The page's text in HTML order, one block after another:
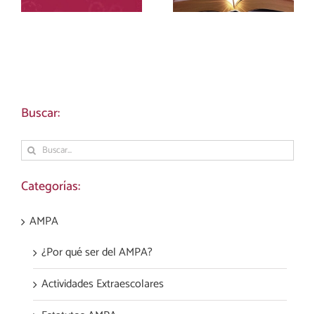
Buscar:
Buscar:
Categorías:
AMPA
¿Por qué ser del AMPA?
Actividades Extraescolares